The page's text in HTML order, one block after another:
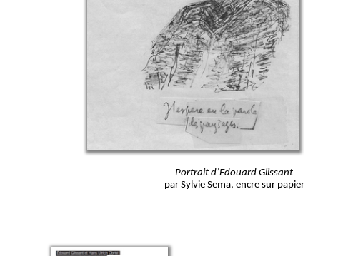
Portrait d’Edouard Glissant
par Sylvie Sema, encre sur papier